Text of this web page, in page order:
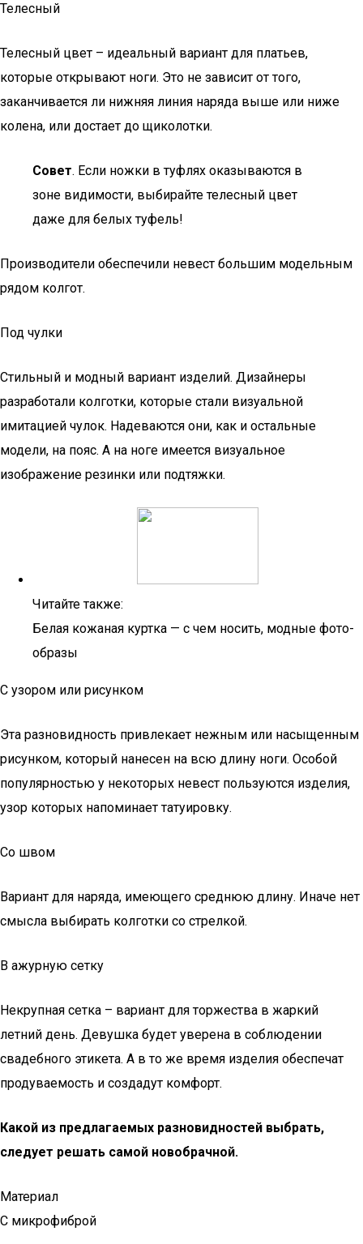
Телесный
Телесный цвет – идеальный вариант для платьев,
которые открывают ноги. Это не зависит от того,
заканчивается ли нижняя линия наряда выше или ниже
колена, или достает до щиколотки.
Совет. Если ножки в туфлях оказываются в
зоне видимости, выбирайте телесный цвет
даже для белых туфель!
Производители обеспечили невест большим модельным
рядом колгот.
Под чулки
Стильный и модный вариант изделий. Дизайнеры
разработали колготки, которые стали визуальной
имитацией чулок. Надеваются они, как и остальные
модели, на пояс. А на ноге имеется визуальное
изображение резинки или подтяжки.
Читайте также:
Белая кожаная куртка — с чем носить, модные фото-
образы
С узором или рисунком
Эта разновидность привлекает нежным или насыщенным
рисунком, который нанесен на всю длину ноги. Особой
популярностью у некоторых невест пользуются изделия,
узор которых напоминает татуировку.
Со швом
Вариант для наряда, имеющего среднюю длину. Иначе нет
смысла выбирать колготки со стрелкой.
В ажурную сетку
Некрупная сетка – вариант для торжества в жаркий
летний день. Девушка будет уверена в соблюдении
свадебного этикета. А в то же время изделия обеспечат
продуваемость и создадут комфорт.
Какой из предлагаемых разновидностей выбрать,
следует решать самой новобрачной.
Материал
С микрофиброй